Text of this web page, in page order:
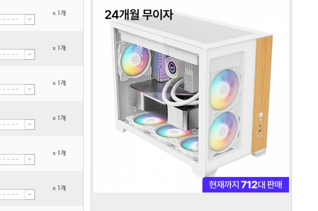
x 1개
x 1개
x 1개
x 1개
x 1개
x 1개